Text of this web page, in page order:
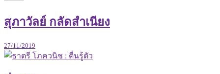
สุภาวัลย์ กลัดสำเนียง
27/11/2019